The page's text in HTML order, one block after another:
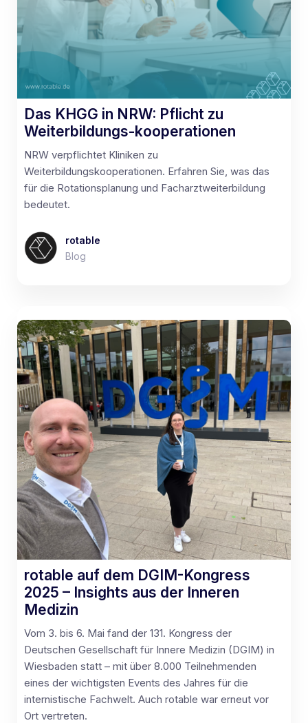
Das KHGG in NRW: Pflicht zu
Weiterbildungs-kooperationen
NRW verpflichtet Kliniken zu
Weiterbildungskooperationen. Erfahren Sie, was das
für die Rotationsplanung und Facharztweiterbildung
bedeutet.
rotable
Blog
rotable auf dem DGIM-Kongress
2025 – Insights aus der Inneren
Medizin
Vom 3. bis 6. Mai fand der 131. Kongress der
Deutschen Gesellschaft für Innere Medizin (DGIM) in
Wiesbaden statt – mit über 8.000 Teilnehmenden
eines der wichtigsten Events des Jahres für die
internistische Fachwelt. Auch rotable war erneut vor
Ort vertreten.